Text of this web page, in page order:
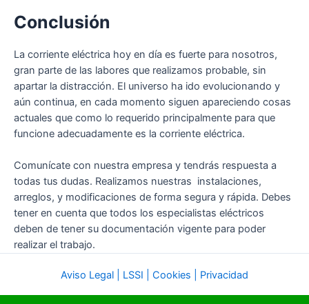
Conclusión
La corriente eléctrica hoy en día es fuerte para nosotros,
gran parte de las labores que realizamos probable, sin
apartar la distracción. El universo ha ido evolucionando y
aún continua, en cada momento siguen apareciendo cosas
actuales que como lo requerido principalmente para que
funcione adecuadamente es la corriente eléctrica.
Comunícate con nuestra empresa y tendrás respuesta a
todas tus dudas. Realizamos nuestras instalaciones,
arreglos, y modificaciones de forma segura y rápida. Debes
tener en cuenta que todos los especialistas eléctricos
deben de tener su documentación vigente para poder
realizar el trabajo.
Aviso Legal | LSSI | Cookies | Privacidad